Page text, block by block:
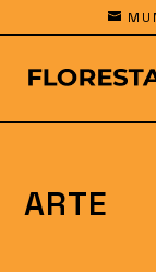
ARTE